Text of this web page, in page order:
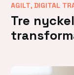
AGILT,DIGITAL
Tre